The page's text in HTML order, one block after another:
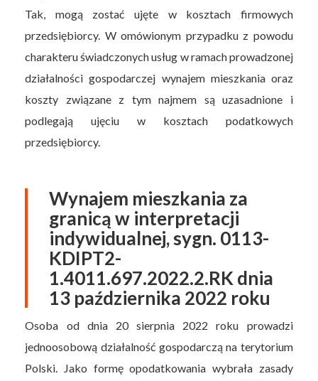
Tak, mogą zostać ujęte w kosztach firmowych
przedsiębiorcy. W omówionym przypadku z powodu
charakteru świadczonych usług w ramach prowadzonej
działalności gospodarczej wynajem mieszkania oraz
koszty związane z tym najmem są uzasadnione i
podlegają ujęciu w kosztach podatkowych
przedsiębiorcy.
Wynajem mieszkania za
granicą w interpretacji
indywidualnej, sygn. 0113-
KDIPT2-
1.4011.697.2022.2.RK dnia
13 października 2022 roku
Osoba od dnia 20 sierpnia 2022 roku prowadzi
jednoosobową działalność gospodarczą na terytorium
Polski. Jako formę opodatkowania wybrała zasady